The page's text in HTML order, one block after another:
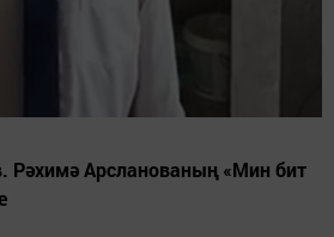
Рәхимә Арсланованың «Мин бит